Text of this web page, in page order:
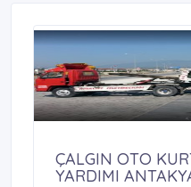
ÇALGIN OTO
YARDIMI